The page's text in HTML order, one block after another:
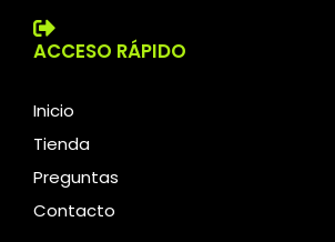
ACCESO RÁPIDO
Inicio
Tienda
Preguntas
Contacto